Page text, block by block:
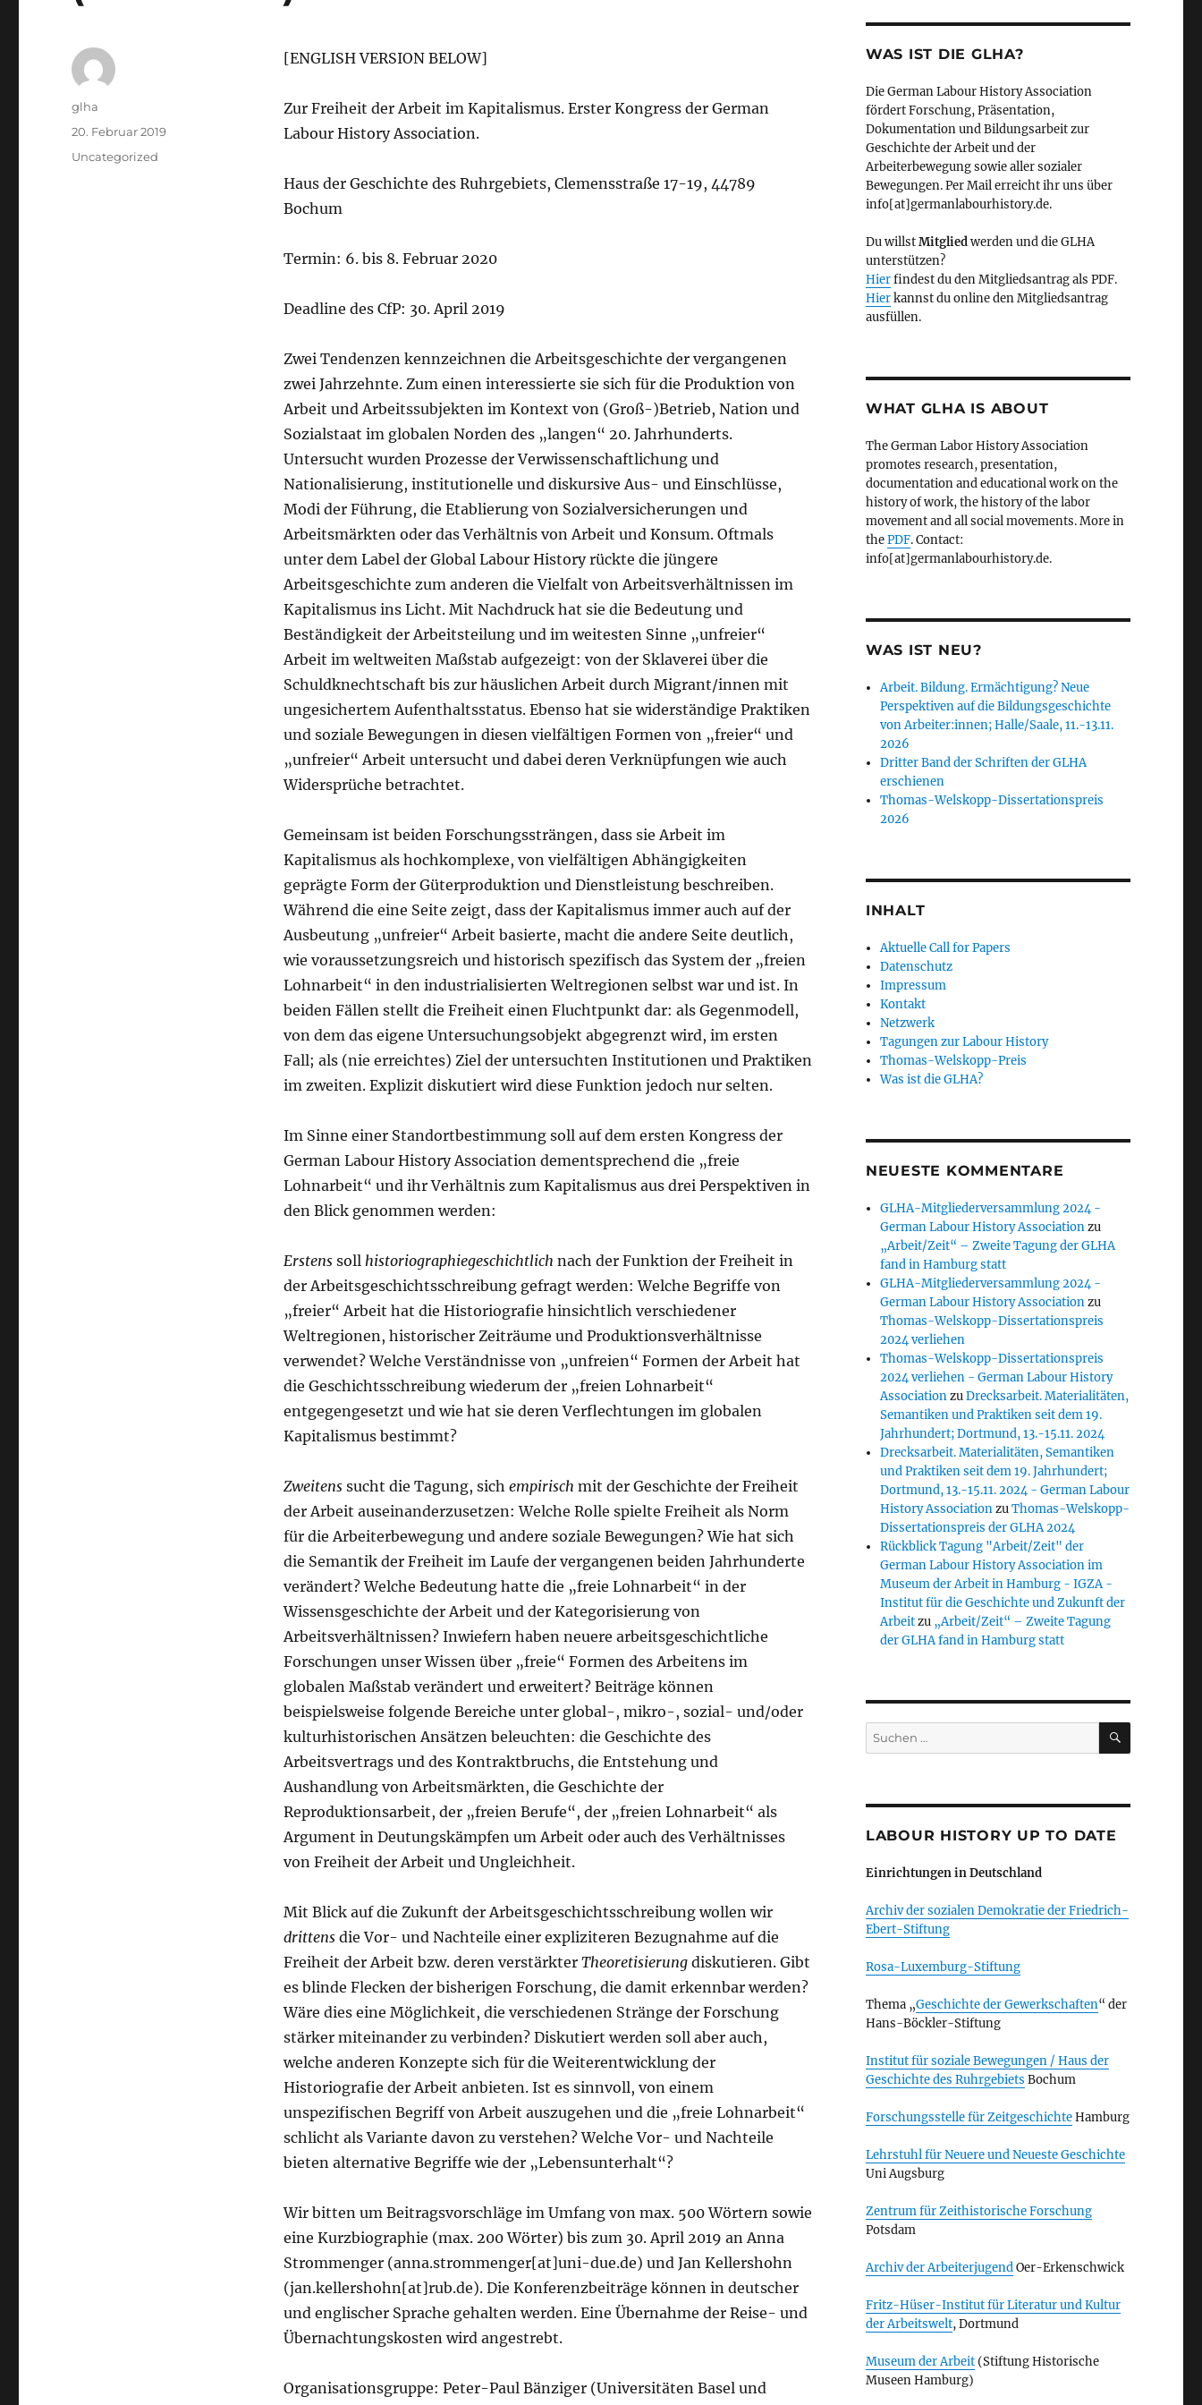
[ENGLISH VERSION BELOW]
Zur Freiheit der Arbeit im Kapitalismus. Erster Kongress der German
Labour History Association.
Haus der Geschichte des Ruhrgebiets, Clemensstraße 17-19, 44789
Bochum
Termin: 6. bis 8. Februar 2020
Deadline des CfP: 30. April 2019
Zwei Tendenzen kennzeichnen die Arbeitsgeschichte der vergangenen
zwei Jahrzehnte. Zum einen interessierte sie sich für die Produktion von
Arbeit und Arbeitssubjekten im Kontext von (Groß-)Betrieb, Nation und
Sozialstaat im globalen Norden des „langen“ 20. Jahrhunderts.
Untersucht wurden Prozesse der Verwissenschaftlichung und
Nationalisierung, institutionelle und diskursive Aus- und Einschlüsse,
Modi der Führung, die Etablierung von Sozialversicherungen und
Arbeitsmärkten oder das Verhältnis von Arbeit und Konsum. Oftmals
unter dem Label der Global Labour History rückte die jüngere
Arbeitsgeschichte zum anderen die Vielfalt von Arbeitsverhältnissen im
Kapitalismus ins Licht. Mit Nachdruck hat sie die Bedeutung und
Beständigkeit der Arbeitsteilung und im weitesten Sinne „unfreier“
Arbeit im weltweiten Maßstab aufgezeigt: von der Sklaverei über die
Schuldknechtschaft bis zur häuslichen Arbeit durch Migrant/innen mit
ungesichertem Aufenthaltsstatus. Ebenso hat sie widerständige Praktiken
und soziale Bewegungen in diesen vielfältigen Formen von „freier“ und
„unfreier“ Arbeit untersucht und dabei deren Verknüpfungen wie auch
Widersprüche betrachtet.
Gemeinsam ist beiden Forschungssträngen, dass sie Arbeit im
Kapitalismus als hochkomplexe, von vielfältigen Abhängigkeiten
geprägte Form der Güterproduktion und Dienstleistung beschreiben.
Während die eine Seite zeigt, dass der Kapitalismus immer auch auf der
Ausbeutung „unfreier“ Arbeit basierte, macht die andere Seite deutlich,
wie voraussetzungsreich und historisch spezifisch das System der „freien
Lohnarbeit“ in den industrialisierten Weltregionen selbst war und ist. In
beiden Fällen stellt die Freiheit einen Fluchtpunkt dar: als Gegenmodell,
von dem das eigene Untersuchungsobjekt abgegrenzt wird, im ersten
Fall; als (nie erreichtes) Ziel der untersuchten Institutionen und Praktiken
im zweiten. Explizit diskutiert wird diese Funktion jedoch nur selten.
Im Sinne einer Standortbestimmung soll auf dem ersten Kongress der
German Labour History Association dementsprechend die „freie
Lohnarbeit“ und ihr Verhältnis zum Kapitalismus aus drei Perspektiven in
den Blick genommen werden:
Erstenssoll historiographiegeschichtlich nach der Funktion der Freiheit in
der Arbeitsgeschichtsschreibung gefragt werden: Welche Begriffe von
„freier“ Arbeit hat die Historiografie hinsichtlich verschiedener
Weltregionen, historischer Zeiträume und Produktionsverhältnisse
verwendet? Welche Verständnisse von „unfreien“ Formen der Arbeit hat
die Geschichtsschreibung wiederum der „freien Lohnarbeit“
entgegengesetzt und wie hat sie deren Verflechtungen im globalen
Kapitalismus bestimmt?
Zweitenssucht die Tagung, sich empirisch mit der Geschichte der Freiheit
der Arbeit auseinanderzusetzen: Welche Rolle spielte Freiheit als Norm
für die Arbeiterbewegung und andere soziale Bewegungen? Wie hat sich
die Semantik der Freiheit im Laufe der vergangenen beiden Jahrhunderte
verändert? Welche Bedeutung hatte die „freie Lohnarbeit“ in der
Wissensgeschichte der Arbeit und der Kategorisierung von
Arbeitsverhältnissen? Inwiefern haben neuere arbeitsgeschichtliche
Forschungen unser Wissen über „freie“ Formen des Arbeitens im
globalen Maßstab verändert und erweitert? Beiträge können
beispielsweise folgende Bereiche unter global-, mikro-, sozial- und/oder
kulturhistorischen Ansätzen beleuchten: die Geschichte des
Arbeitsvertrags und des Kontraktbruchs, die Entstehung und
Aushandlung von Arbeitsmärkten, die Geschichte der
Reproduktionsarbeit, der „freien Berufe“, der „freien Lohnarbeit“ als
Argument in Deutungskämpfen um Arbeit oder auch des Verhältnisses
von Freiheit der Arbeit und Ungleichheit.
Mit Blick auf die Zukunft der Arbeitsgeschichtsschreibung wollen wir
drittensdie Vor- und Nachteile einer expliziteren Bezugnahme auf die
Freiheit der Arbeit bzw. deren verstärkter Theoretisierungdiskutieren. Gibt
es blinde Flecken der bisherigen Forschung, die damit erkennbar werden?
Wäre dies eine Möglichkeit, die verschiedenen Stränge der Forschung
stärker miteinander zu verbinden? Diskutiert werden soll aber auch,
welche anderen Konzepte sich für die Weiterentwicklung der
Historiografie der Arbeit anbieten. Ist es sinnvoll, von einem
unspezifischen Begriff von Arbeit auszugehen und die „freie Lohnarbeit“
schlicht als Variante davon zu verstehen? Welche Vor- und Nachteile
bieten alternative Begriffe wie der „Lebensunterhalt“?
Wir bitten um Beitragsvorschläge im Umfang von max. 500 Wörtern sowie
eine Kurzbiographie (max. 200 Wörter) bis zum 30. April 2019 an Anna
Strommenger (anna.strommenger[at]uni-due.de) und Jan Kellershohn
(jan.kellershohn[at]rub.de). Die Konferenzbeiträge können in deutscher
und englischer Sprache gehalten werden. Eine Übernahme der Reise- und
Übernachtungskosten wird angestrebt.
Organisationsgruppe: Peter-Paul Bänziger (Universitäten Basel und
Autor
glha
Veröffentlicht
20. Februar 2019
Kategorien
Uncategorized
WAS IST DIE GLHA?
Die German Labour History Association
fördert Forschung, Präsentation,
Dokumentation und Bildungsarbeit zur
Geschichte der Arbeit und der
Arbeiterbewegung sowie aller sozialer
Bewegungen. Per Mail erreicht ihr uns über
info[at]germanlabourhistory.de.
Du willstMitgliedwerden und die GLHA
unterstützen?
Hierfindest du den Mitgliedsantrag als PDF.
Hierkannst du online den Mitgliedsantrag
ausfüllen.
WHAT GLHA IS ABOUT
The German Labor History Association
promotes research, presentation,
documentation and educational work on the
history of work, the history of the labor
movement and all social movements. More in
thePDF.Contact:
info[at]germanlabourhistory.de.
WAS IST NEU?
Arbeit. Bildung. Ermächtigung? Neue
Perspektiven auf die Bildungsgeschichte
von Arbeiter:innen; Halle/Saale, 11.-13.11.
2026
Dritter Band der Schriften der GLHA
erschienen
Thomas-Welskopp-Dissertationspreis
2026
INHALT
Aktuelle Call for Papers
Datenschutz
Impressum
Kontakt
Netzwerk
Tagungen zur Labour History
Thomas-Welskopp-Preis
Was ist die GLHA?
NEUESTE KOMMENTARE
GLHA-Mitgliederversammlung 2024 -
German Labour History Associationzu
„Arbeit/Zeit“ – Zweite Tagung der GLHA
fand in Hamburg statt
GLHA-Mitgliederversammlung 2024 -
German Labour History Associationzu
Thomas-Welskopp-Dissertationspreis
2024 verliehen
Thomas-Welskopp-Dissertationspreis
2024 verliehen - German Labour History
AssociationzuDrecksarbeit. Materialitäten,
Semantiken und Praktiken seit dem 19.
Jahrhundert; Dortmund, 13.-15.11. 2024
Drecksarbeit. Materialitäten, Semantiken
und Praktiken seit dem 19. Jahrhundert;
Dortmund, 13.-15.11. 2024 - German Labour
History AssociationzuThomas-Welskopp-
Dissertationspreis der GLHA 2024
Rückblick Tagung "Arbeit/Zeit" der
German Labour History Association im
Museum der Arbeit in Hamburg - IGZA -
Institut für die Geschichte und Zukunft der
Arbeitzu „Arbeit/Zeit“ – Zweite Tagung
der GLHA fand in Hamburg statt
Suchen
nach:
SUCHEN
LABOUR HISTORY UP TO DATE
Einrichtungen in Deutschland
Archiv der sozialen Demokratie der Friedrich-
Ebert-Stiftung
Rosa-Luxemburg-Stiftung
Thema „Geschichte der Gewerkschaften“ der
Hans-Böckler-Stiftung
Institut für soziale Bewegungen / Haus der
Geschichte des Ruhrgebiets Bochum
Forschungsstelle für ZeitgeschichteHamburg
Lehrstuhl für Neuere und Neueste Geschichte
Uni Augsburg
Zentrum für Zeithistorische Forschung
Potsdam
Archiv der ArbeiterjugendOer-Erkenschwick
Fritz-Hüser-Institut für Literatur und Kultur
der Arbeitswelt, Dortmund
Museum der Arbeit(Stiftung Historische
Museen Hamburg)